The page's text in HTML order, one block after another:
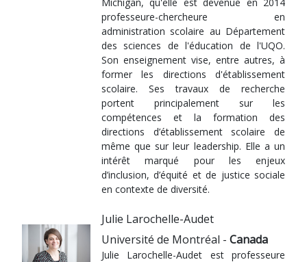
professeure-chercheure en
administration scolaire au Département
des sciences de l'éducation de l'UQO.
Son enseignement vise, entre autres, à
former les directions d'établissement
scolaire. Ses travaux de recherche
portent principalement sur les
compétences et la formation des
directions d’établissement scolaire de
même que sur leur leadership. Elle a un
intérêt marqué pour les enjeux
d’inclusion, d’équité et de justice sociale
en contexte de diversité.
Julie Larochelle-Audet
Université de Montréal - Canada
Julie Larochelle-Audet est professeure